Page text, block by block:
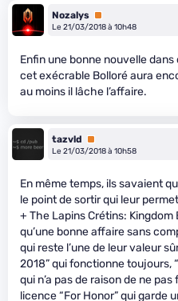
Nozalys Premium
Le 21/03/2018 à 10h48
Enfin une bonne nouvelle
cet exécrable Bolloré aura
au moins il lâche l’affaire.
tazvld
Premium
Le 21/03/2018 à 10h58
En même temps, ils savaient
le point de sortir qui leur
+ The Lapins Crétins:
qu’une bonne affaire sans
qui reste l’une de leur valeur
2018” qui fonctionne toujours,
qui n’a pas de raison de ne
licence “For Honor” qui garde